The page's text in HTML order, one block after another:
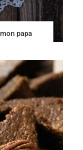
papa